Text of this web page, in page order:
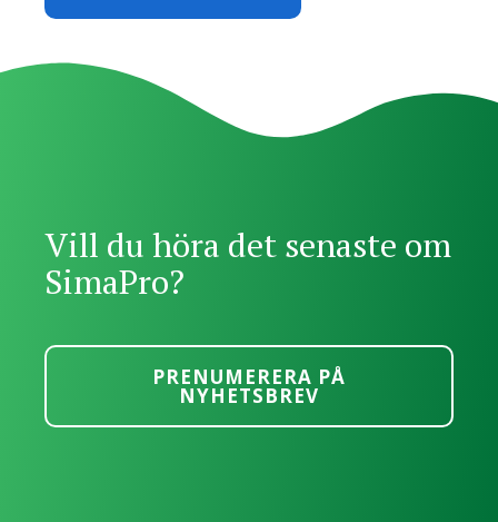
Vill du höra det senaste om
SimaPro?
PRENUMERERA PÅ
NYHETSBREV